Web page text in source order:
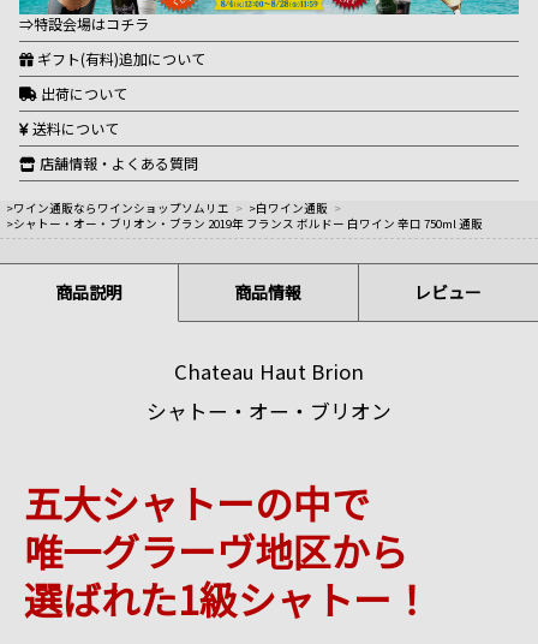
⇒特設会場はコチラ
ギフト(有料)追加について
出荷について
送料について
店舗情報・よくある質問
>ワイン通販ならワインショップソムリエ > >白ワイン通販 >
>シャトー・オー・ブリオン・ブラン 2019年 フランス ボルドー 白ワイン 辛口 750ml 通販
商品説明 商品情報 レビュー
Chateau Haut Brion
シャトー・オー・ブリオン
五大シャトーの中で
唯一グラーヴ地区から
選ばれた1級シャトー！